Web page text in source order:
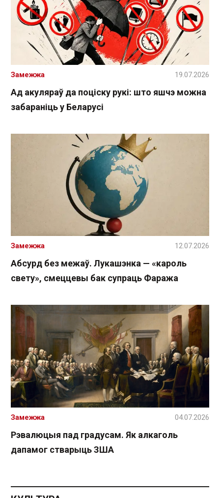
Ад акуляраў да поціску рукі: што яшчэ можна
забараніць у Беларусі
Замежжа 19.07.2026
Абсурд без межаў. Лукашэнка — «кароль
свету», смеццевы бак супраць Фаража
Замежжа 12.07.2026
Рэвалюцыя пад градусам. Як алкаголь
дапамог стварыць ЗША
Замежжа 04.07.2026